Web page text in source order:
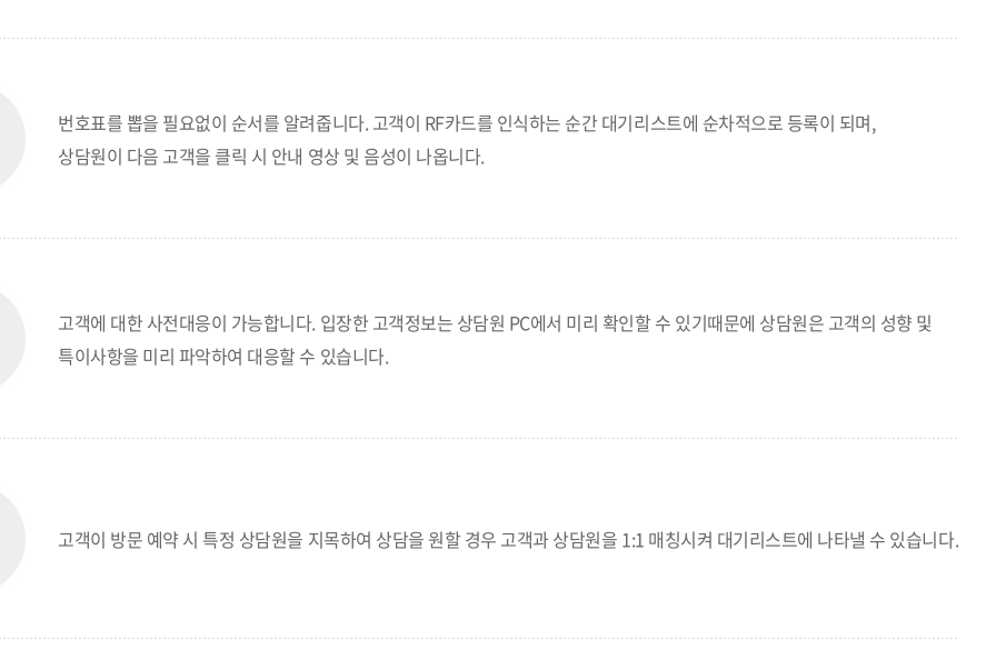
번호표를 뽑을 필요없이 순서를 알려줍니다. 고객이 RF카드를 인식하는 순간 대기리스트에 순차적으로 등록이 되며,
상담원이 다음 고객을 클릭 시 안내 영상 및 음성이 나옵니다.
고객에 대한 사전대응이 가능합니다. 입장한 고객정보는 상담원 PC에서 미리 확인할 수 있기때문에 상담원은 고객의 성향 및
특이사항을 미리 파악하여 대응할 수 있습니다.
고객이 방문 예약 시 특정 상담원을 지목하여 상담을 원할 경우 고객과 상담원을 1:1 매칭시켜 대기리스트에 나타낼 수 있습니다.